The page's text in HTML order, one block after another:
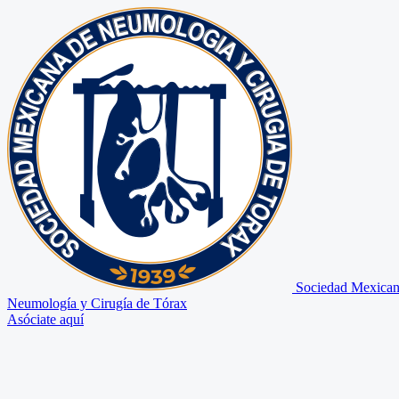
Sociedad
Neumología y Cirugía de Tórax
Asóciate aquí